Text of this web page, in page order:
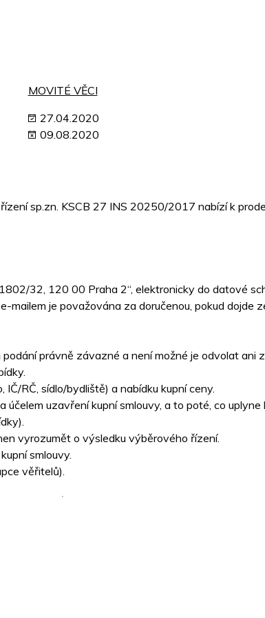
MOVITÉ VĚCI
27.04.2020
09.08.2020
sp.zn. KSCB 27 INS 20250/2017 nabízí k
32, 120 00 Praha 2“, elektronicky do datové
mailem je považována za doručenou, pokud dojde
právně závazné a není možné je odvolat ani
RČ, sídlo/bydliště) a nabídku kupní ceny.
uzavření kupní smlouvy, a to poté, co
vyrozumět o výsledku výběrového řízení.
smlouvy.
věřitelů).